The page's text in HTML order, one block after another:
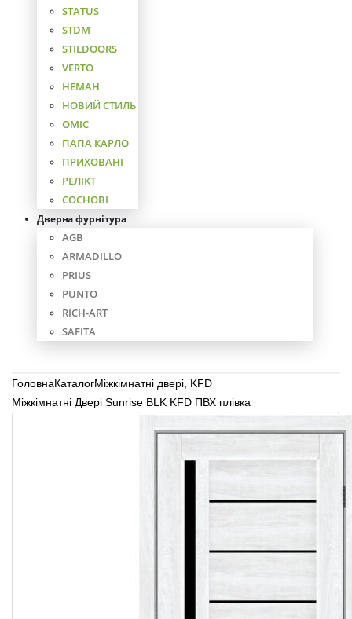
STATUS
STDM
STILDOORS
VERTO
НЕМАН
НОВИЙ СТИЛЬ
ОМІС
ПАПА КАРЛО
ПРИХОВАНІ
РЕЛІКТ
СОСНОВІ
Дверна фурнітура
AGB
ARMADILLO
PRIUS
PUNTO
RICH-ART
SAFITA
ГоловнаКаталогМіжкімнатні двері KFD
Міжкімнатні Двері Sunrise BLK KFD ПВХ плівка